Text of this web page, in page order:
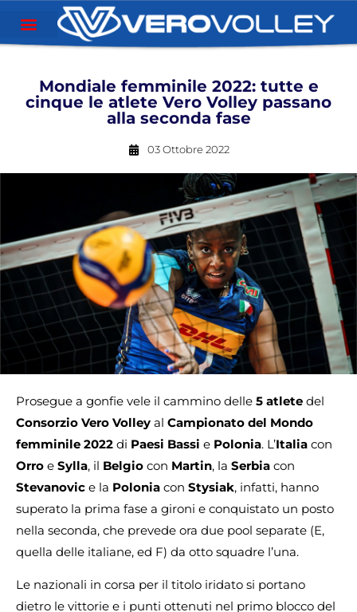
Mondiale femminile 2022: tutte e
cinque le atlete Vero Volley passano
alla seconda fase
03 Ottobre 2022
Prosegue a gonfie vele il cammino delle 5 atlete del
Consorzio Vero Volley al Campionato del Mondo
femminile 2022 di Paesi Bassi e Polonia. L’Italia con
Orro e Sylla, il Belgio con Martin, la Serbia con
Stevanovic e la Polonia con Stysiak, infatti, hanno
superato la prima fase a gironi e conquistato un posto
nella seconda, che prevede ora due pool separate (E,
quella delle italiane, ed F) da otto squadre l’una.
Le nazionali in corsa per il titolo iridato si portano
dietro le vittorie e i punti ottenuti nel primo blocco del